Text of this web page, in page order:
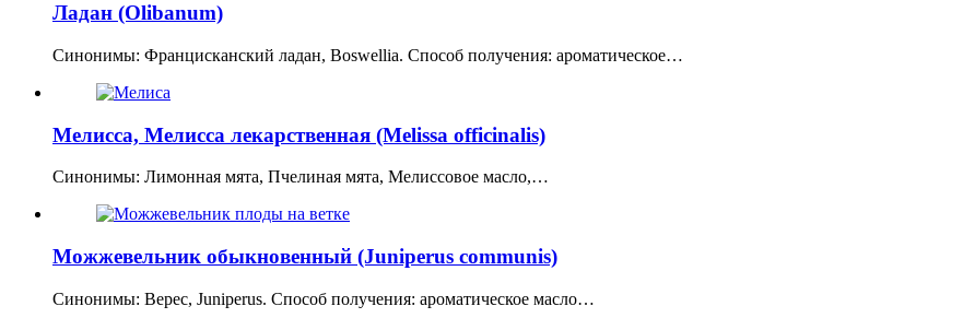
Ладан (Olibanum)
Синонимы: Францисканский ладан, Boswellia. Способ получения: ароматическое…
Мелисса, Мелисса лекарственная (Melissa officinalis)
Синонимы: Лимонная мята, Пчелиная мята, Мелиссовое масло,…
Можжевельник обыкновенный (Juniperus communis)
Синонимы: Верес, Juniperus. Способ получения: ароматическое масло…